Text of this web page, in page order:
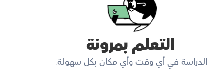
التعلم بمرونة
الدراسة في أي وقت وأي مكان بكل سهولة.